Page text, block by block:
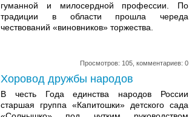
гуманной и милосердной профессии. По
традиции в области прошла череда
чествований «виновников» торжества.
Просмотров: 105, комментариев: 0
Хоровод дружбы народов
В честь Года единства народов России
старшая группа «Капитошки» детского сада